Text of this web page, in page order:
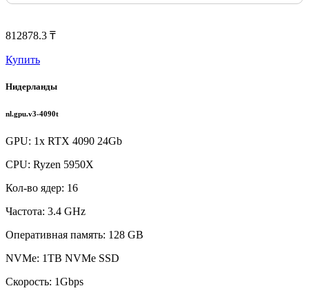
812878.3 ₸
Купить
Нидерланды
nl.gpu.v3-4090t
GPU: 1x RTX 4090 24Gb
CPU: Ryzen 5950X
Кол-во ядер: 16
Частота: 3.4 GHz
Оперативная память: 128 GB
NVMe: 1TB NVMe SSD
Скорость: 1Gbps